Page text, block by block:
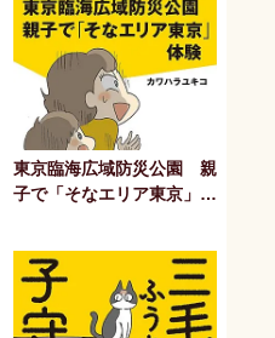
東京臨海広域防災公園 親
子で「そなエリア東京」体